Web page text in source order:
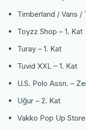
Timberland / Vans /
Toyzz Shop – 1. Kat
Turay – 1. Kat
Tuvid XXL – 1. Kat
U.S. Polo Assn. –
Uğur – 2. Kat
Vakko Pop Up Store